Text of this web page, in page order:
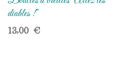
diables !"
13,00€